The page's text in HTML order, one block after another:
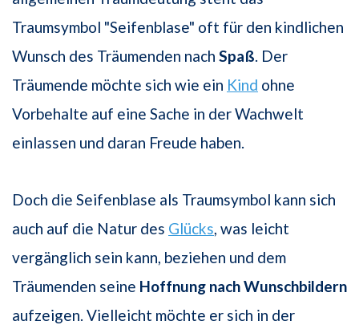
Traumsymbol "Seifenblase" oft für den kindlichen
Wunsch des Träumenden nach Spaß. Der
Träumende möchte sich wie ein Kind ohne
Vorbehalte auf eine Sache in der Wachwelt
einlassen und daran Freude haben.
Doch die Seifenblase als Traumsymbol kann sich
auch auf die Natur des Glücks, was leicht
vergänglich sein kann, beziehen und dem
Träumenden seine Hoffnung nach Wunschbildern
aufzeigen. Vielleicht möchte er sich in der